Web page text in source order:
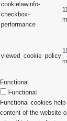
cookielawinfo-
checkbox-
performance
viewed_cookie_policy
Functional
Functional
Functional cookies
content of the website